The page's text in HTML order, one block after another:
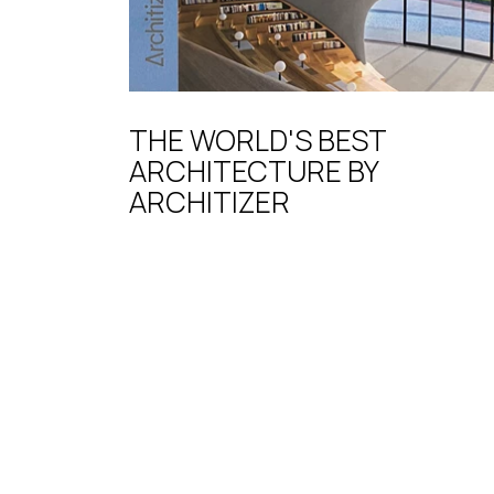
THE WORLD'S BEST
ARCHITECTURE BY
ARCHITIZER